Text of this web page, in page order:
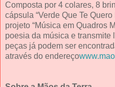
Composta por 4 colares, 8
cápsula “Verde Que Te
projeto “Música em Quadros
poesia da música e transmite
peças já podem ser
através do endereço